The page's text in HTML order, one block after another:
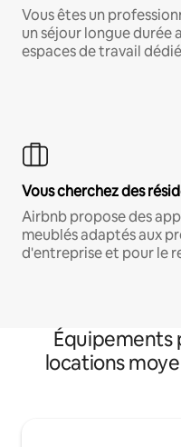
Vous êtes un
un séjour longue durée
espaces de travail
Vous cherchez des
Airbnb propose des
meublés adaptés aux
d'entreprise et pour le
Équipements
locations